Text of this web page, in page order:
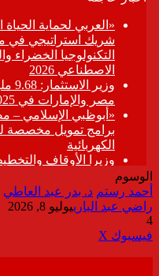
الوسوم
أحمد رستم د. بدر عبد العاطي
راضي عبد البارييوليو 8, 2026
4
فيسبوك ‫X